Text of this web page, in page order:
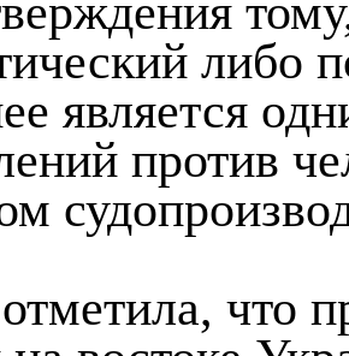
на
либо
является
против